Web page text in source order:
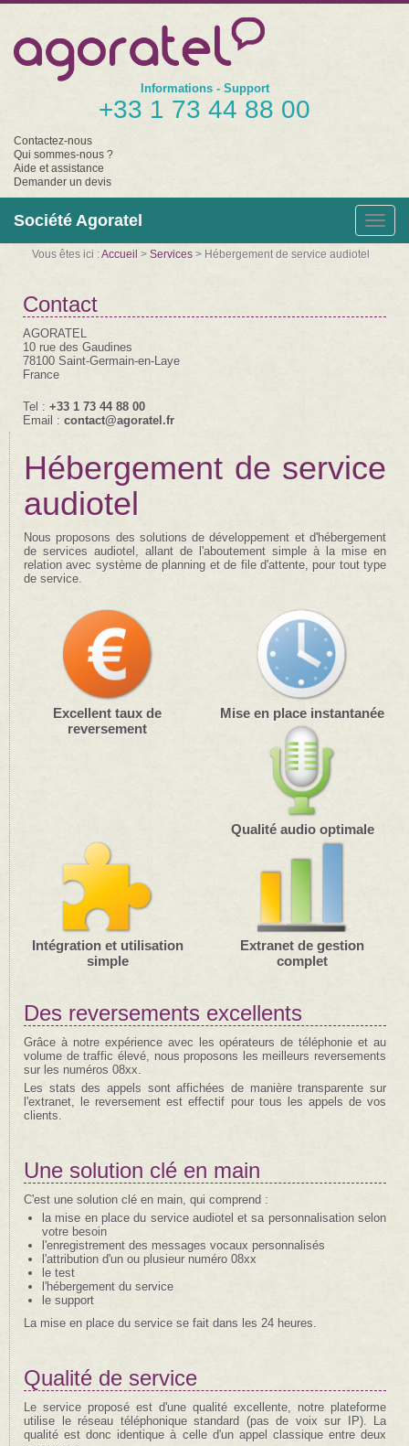
Informations - Support
+33 1 73 44 88 00
Contactez-nous
Qui sommes-nous ?
Aide et assistance
Demander un devis
Société Agoratel
Vous êtes ici :Accueil > Services > Hébergement de service audiotel
Contact
AGORATEL
10 rue des Gaudines
78100 Saint-Germain-en-Laye
France
Tel : +33 1 73 44 88 00
Email : contact@agoratel.fr
Hébergement de service
audiotel
Nous proposons des solutions de développement et d'hébergement
de services audiotel, allant de l'aboutement simple à la mise en
relation avec système de planning et de file d'attente, pour tout type
de service.
Excellent taux de
reversement
Mise en place instantanée
Qualité audio optimale
Intégration et utilisation
simple
Extranet de gestion
complet
Des reversements excellents
Grâce à notre expérience avec les opérateurs de téléphonie et au
volume de traffic élevé, nous proposons les meilleurs reversements
sur les numéros 08xx.
Les stats des appels sont affichées de manière transparente sur
l'extranet, le reversement est effectif pour tous les appels de vos
clients.
Une solution clé en main
C'est une solution clé en main, qui comprend :
la mise en place du service audiotel et sa personnalisation selon
votre besoin
l'enregistrement des messages vocaux personnalisés
l'attribution d'un ou plusieur numéro 08xx
le test
l'hébergement du service
le support
La mise en place du service se fait dans les 24 heures.
Qualité de service
Le service proposé est d'une qualité excellente, notre plateforme
utilise le réseau téléphonique standard (pas de voix sur IP). La
qualité est donc identique à celle d'un appel classique entre deux